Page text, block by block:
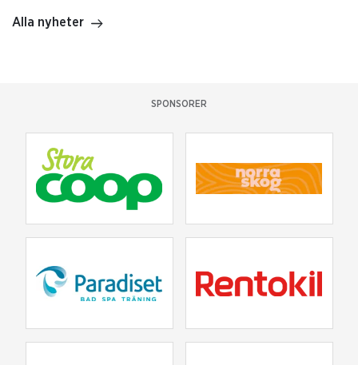
Alla nyheter
SPONSORER